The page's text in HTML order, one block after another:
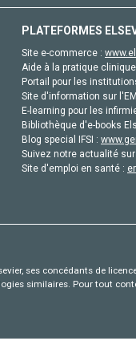
PLATEFORMES
Site e-commerce :
Aide à la pratique
Portail pour les
Site d'information sur
E-learning pour les
Bibliothèque d'e-books
Blog special IFSI :
Suivez notre actualité
Site d'emploi en santé :
ses concédants de
similaires. Pour tout